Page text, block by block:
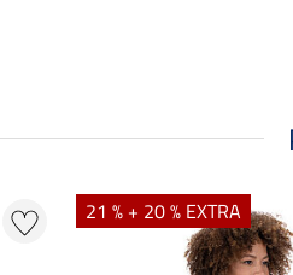
21 % + 20 % EXTRA